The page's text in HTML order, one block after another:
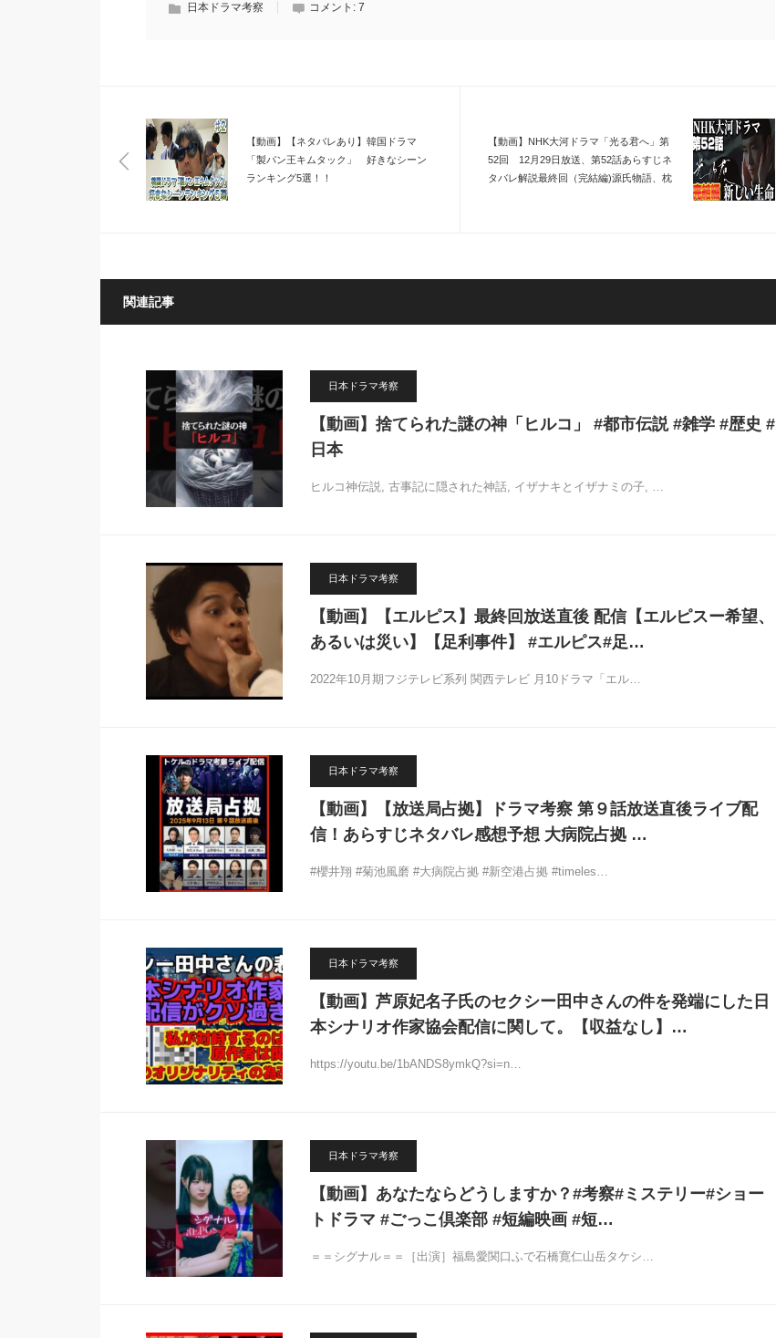
日本ドラマ考察 コメント: 7
【動画】【ネタバレあり】韓国ドラマ
「製パン王キムタック」 好きなシーン
ランキング5選！！
【動画】NHK大河ドラマ「光る君へ」第
52回 12月29日放送、第52話あらすじネ
タバレ解説最終回（完結編)源氏物語、枕
関連記事
日本ドラマ考察
【動画】捨てられた謎の神「ヒルコ」 #都市伝説 #雑学 #歴史 #
日本
ヒルコ神伝説, 古事記に隠された神話, イザナキとイザナミの子, …
日本ドラマ考察
【動画】【エルピス】最終回放送直後 配信【エルピスー希望、
あるいは災い】【足利事件】 #エルピス#足…
2022年10月期フジテレビ系列 関西テレビ 月10ドラマ「エル…
日本ドラマ考察
【動画】【放送局占拠】ドラマ考察 第９話放送直後ライブ配
信！あらすじネタバレ感想予想 大病院占拠 …
#櫻井翔 #菊池風磨 #大病院占拠 #新空港占拠 #timeles…
日本ドラマ考察
【動画】芦原妃名子氏のセクシー田中さんの件を発端にした日
本シナリオ作家協会配信に関して。【収益なし】…
https://youtu.be/1bANDS8ymkQ?si=n…
日本ドラマ考察
【動画】あなたならどうしますか？#考察#ミステリー#ショー
トドラマ #ごっこ倶楽部 #短編映画 #短…
＝＝シグナル＝＝［出演］福島愛関口ふで石橋寛仁山岳タケシ…